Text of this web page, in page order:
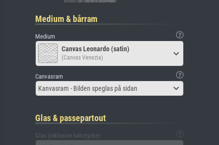
Medium & bårram
Medium
Canvas Leonardo (satin)
(Canvas Venezia)
Canvasram
Kanvasram - Bilden speglas på sidan
Glas & passepartout
Glas (inklusive bakstycke)